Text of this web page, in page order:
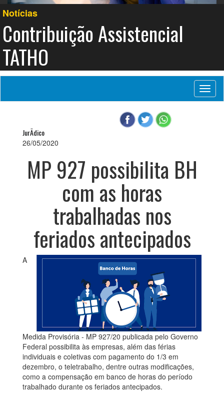
Notícias
Contribuição Assistencial
TATHO
JurÃ­dico
26/05/2020
MP 927 possibilita BH
com as horas
trabalhadas nos
feriados antecipados
A
Medida Provisória - MP 927/20 publicada pelo Governo
Federal possibilita às empresas, além das férias
individuais e coletivas com pagamento do 1/3 em
dezembro, o teletrabalho, dentre outras modificações,
como a compensação em banco de horas do período
trabalhado durante os feriados antecipados.